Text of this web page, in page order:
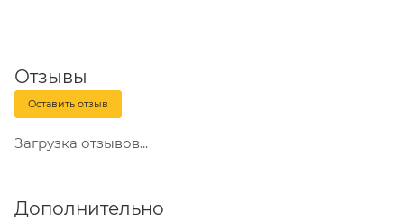
Отзывы
Оставить отзыв
Загрузка отзывов...
Дополнительно